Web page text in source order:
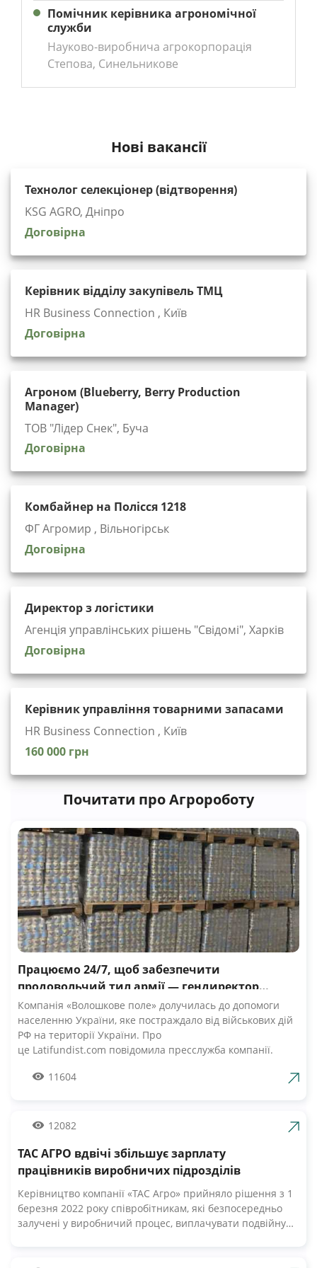
Помічник керівника агрономічної
служби
Науково-виробнича агрокорпорація
Степова, Синельникове
Нові вакансії
Технолог селекціонер (відтворення)
KSG AGRO, Дніпро
Договірна
Керівник відділу закупівель ТМЦ
HR Business Connection , Київ
Договірна
Агроном (Blueberry, Berry Production
Manager)
ТОВ "Лідер Снек", Буча
Договірна
Комбайнер на Полісся 1218
ФГ Агромир , Вільногірськ
Договірна
Директор з логістики
Агенція управлінських рішень "Cвідомі", Харків
Договірна
Керівник управління товарними запасами
HR Business Connection , Київ
160 000 грн
Почитати про Агророботу
Працюємо 24/7, щоб забезпечити
продовольчий тил армії — гендиректор
компанії Волошкове поле
Компанія «Волошкове поле» долучилась до допомоги
населенню України, яке постраждало від військових дій
РФ на території України. Про
це Latifundist.com повідомила пресслужба компанії.
Вже шосту добу наші Збройні Сили героїчно стримують
армії», — зазначив Андрій Табалов, генеральний
Компанія «Волошкове поле» вже відправила понад 10 т
молока для забезпечення біженців та тероборони в
можливість безкоштовно отримати пастеризоване
молоко з бочки за адресами, вказаними на офіційній
сторінці компанії у Facebook. «Первомайський МКК»
11604
12082
ТАС АГРО вдвічі збільшує зарплату
працівників виробничих підрозділів
Керівництво компанії «ТАС Агро» прийняло рішення з 1
березня 2022 року співробітникам, які безпосередньо
залучені у виробничий процес, виплачувати подвійну